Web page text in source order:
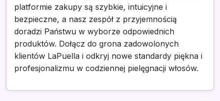
platformie zakupy są szybkie, intuicyjne i
bezpieczne, a nasz zespół z przyjemnością
doradzi Państwu w wyborze odpowiednich
produktów. Dołącz do grona zadowolonych
klientów LaPuella i odkryj nowe standardy piękna i
profesjonalizmu w codziennej pielęgnacji włosów.